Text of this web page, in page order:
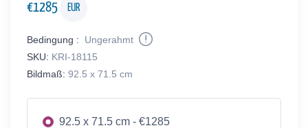
€1285 EUR
Bedingung :
Ungerahmt
SKU: KRI-18115
Bildmaß: 92.5 x 71.5 cm
92.5 x 71.5 cm - €1285